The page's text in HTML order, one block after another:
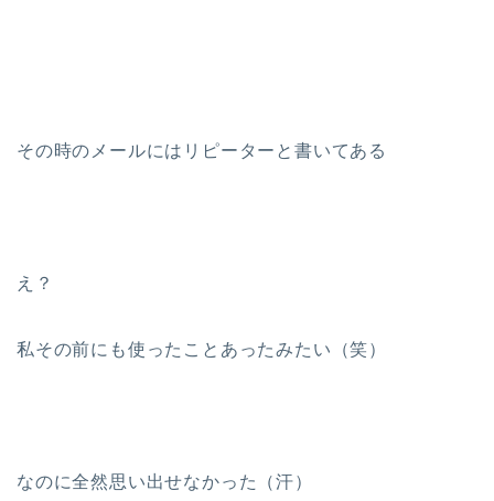
その時のメールにはリピーターと書いてある
え？
私その前にも使ったことあったみたい（笑）
なのに全然思い出せなかった（汗）